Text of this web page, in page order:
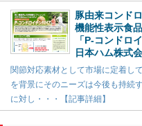
豚由来コンド
機能性表示食
「P-コンドロ
日本ハム株式
関節対応素材として市場に定着し
を背景にそのニーズは今後も持続
に対し・・・【記事詳細】